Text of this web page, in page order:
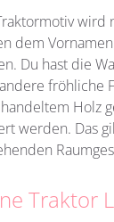
wird
dem
Du hast die
fröhliche
Holz
werden. Das
Traktor